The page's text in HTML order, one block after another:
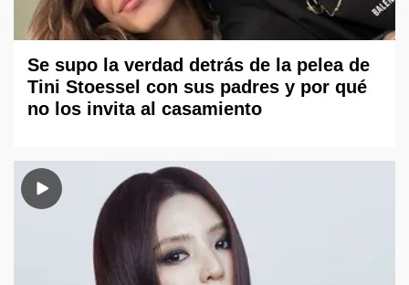
Se supo la verdad detrás de la pelea de
Tini Stoessel con sus padres y por qué
no los invita al casamiento